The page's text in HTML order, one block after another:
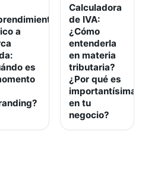
a
es
Calculadora
de IVA:
¿Cómo
entenderla
en materia
tributaria?
¿Por qué es
importantísima
en tu
negocio?